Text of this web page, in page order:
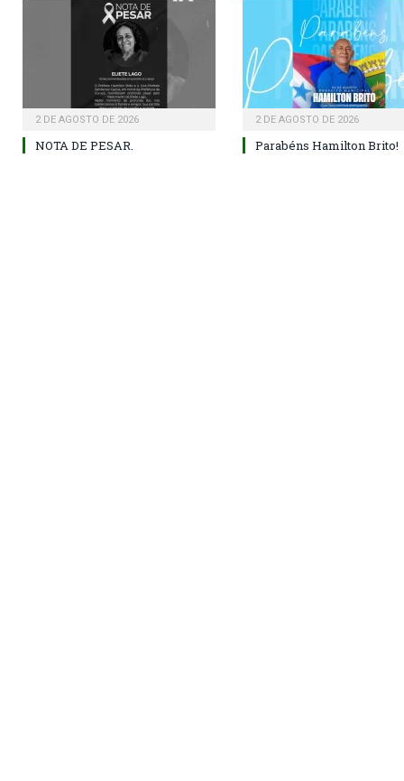
2 DE AGOSTO DE 2026
NOTA DE PESAR.
2 DE AGOSTO DE 2026
Parabéns Hamilton Brito!